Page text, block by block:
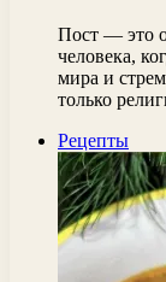
Пост — это
человека,
мира и
только
Рецепты